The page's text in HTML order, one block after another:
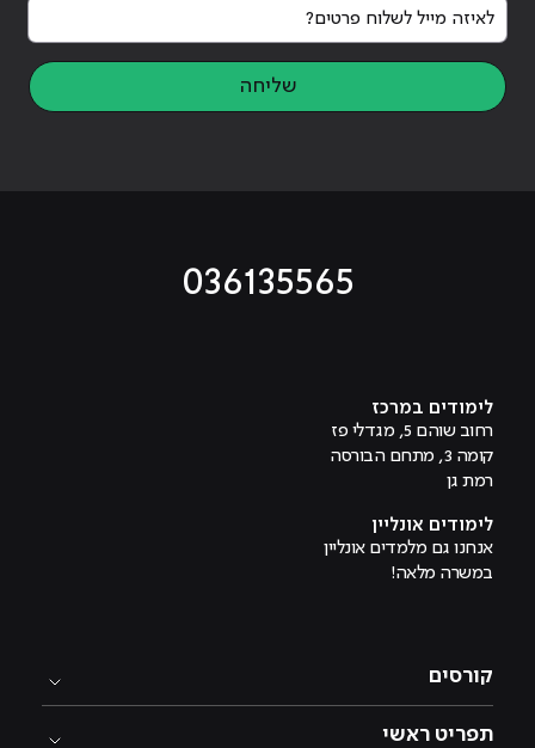
לאיזה מייל לשלוח פרטים?
שליחה
036135565
לימודים במרכז
רחוב שוהם 5, מגדלי פז
קומה 3, מתחם הבורסה
רמת גן
לימודים אונליין
אנחנו גם מלמדים אונליין
במשרה מלאה!
קורסים
תפריט ראשי